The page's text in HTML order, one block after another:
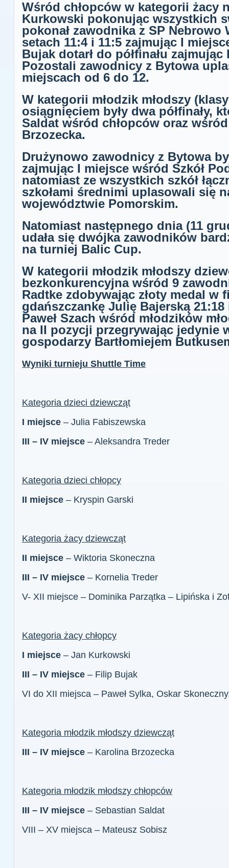
Wśród chłopców w kategorii żacy
Kurkowski pokonując wszystkich
pokonał zawodnika z SP Nebrowo
setach 11:4 i 11:5 zajmując I
Bujak dotarł do półfinału zajmując
Pozostali zawodnicy z Bytowa
miejscach od 6 do 12.
W kategorii młodzik młodszy
osiągnięciem były dwa półfinały,
Saldat wśród chłopców oraz
Brzozecka.
Drużynowo zawodnicy z Bytowa
zajmując I miejsce wśród Szkół
natomiast ze wszystkich szkół
szkołami średnimi uplasowali się
województwie Pomorskim.
Natomiast następnego dnia (11
udała się dwójka zawodników
na turniej Balic Cup.
W kategorii młodzik młodszy
bezkonkurencyjna wśród 9
Radtke zdobywając złoty medal w
gdańszczankę Julię Bajerską
Paweł Szach wśród młodzików
na II pozycji przegrywając jedynie
gospodarzy Bartłomiejem
Wyniki turnieju Shuttle Time
Kategoria dzieci dziewcząt
I miejsce – Julia Fabiszewska
III – IV miejsce – Aleksandra Treder
Kategoria dzieci chłopcy
II miejsce – Kryspin Garski
Kategoria żacy dziewcząt
II miejsce – Wiktoria Skoneczna
III – IV miejsce – Kornelia Treder
V- XII miejsce – Dominika Parzątka – Lipińska i
Kategoria żacy chłopcy
I miejsce – Jan Kurkowski
III – IV miejsce – Filip Bujak
VI do XII miejsca – Paweł Sylka, Oskar
Kategoria młodzik młodszy dziewcząt
III – IV miejsce – Karolina Brzozecka
Kategoria młodzik młodszy chłopców
III – IV miejsce – Sebastian Saldat
VIII – XV miejsca – Mateusz Sobisz